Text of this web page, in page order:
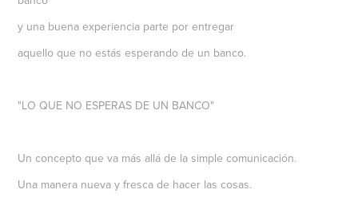
y una buena experiencia parte por entregar
aquello que no estás esperando de un banco.
"LO QUE NO ESPERAS DE UN BANCO"
Un concepto que va más allá de la simple comunicación.
Una manera nueva y fresca de hacer las cosas.